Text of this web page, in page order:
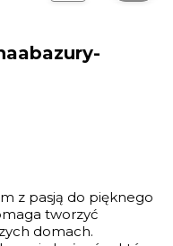
z pasją do pięknego
tworzyć
domach.